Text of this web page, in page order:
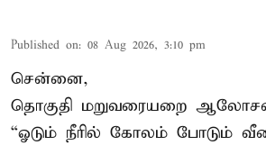
Published on: 08 Aug 2026, 3:10 pm
சென்னை,
தொகுதி மறுவரையறை
“ஓடும் நீரில் கோலம் போடும்